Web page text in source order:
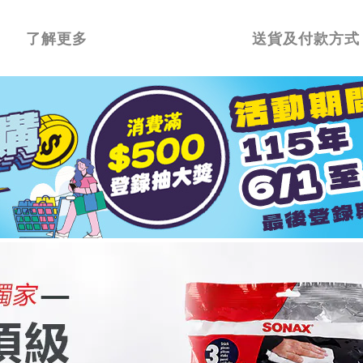
了解更多 送貨及付款方式